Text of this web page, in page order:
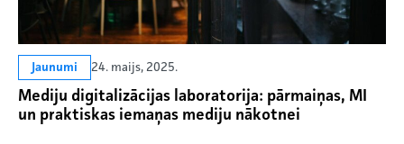
Jaunumi 24. maijs, 2025.
Mediju digitalizācijas laboratorija: pārmaiņas, MI
un praktiskas iemaņas mediju nākotnei